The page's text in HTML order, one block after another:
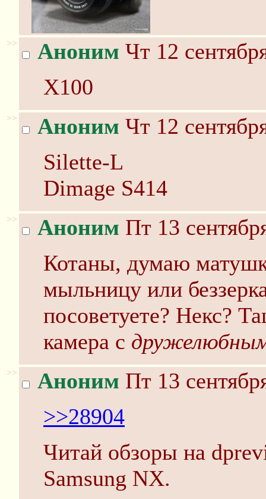
>> Аноним Чт 12
X100
>> Аноним Чт 12
Silette-L
Dimage S414
>> Аноним Пт 13
Котаны, думаю
мыльницу или
посоветуете? Некс?
камера с
>> Аноним Пт 13
>>28904
Читай обзоры на
Samsung NX.